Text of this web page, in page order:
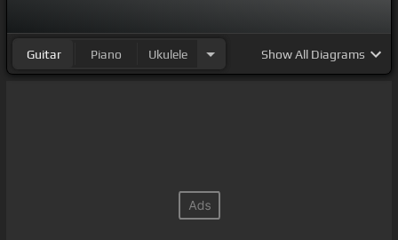
Guitar Piano Ukulele ShowAll Diagrams